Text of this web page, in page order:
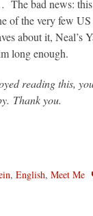
bad news: this
of the very few
about it, Neal’s
long enough.
reading this,
Thank you.
, English, Meet Me